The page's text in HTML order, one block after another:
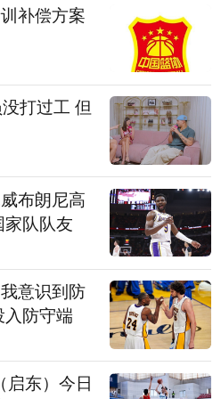
补偿方案
打过工 但
布朗尼高
队队友
意识到防
防守端
东）今日